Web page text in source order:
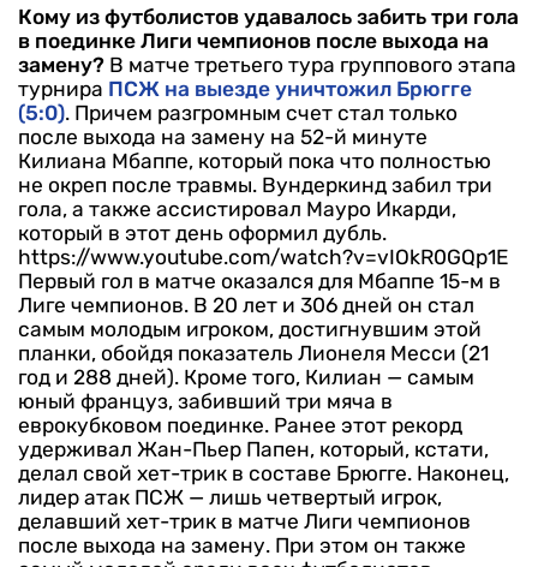
Кому из футболистов удавалось забить три гола
в поединке Лиги чемпионов после выхода на
замену? В матче третьего тура группового этапа
турнира ПСЖ на выезде уничтожил Брюгге
(5:0). Причем разгромным счет стал только
после выхода на замену на 52-й минуте
Килиана Мбаппе, который пока что полностью
не окреп после травмы. Вундеркинд забил три
гола, а также ассистировал Мауро Икарди,
который в этот день оформил дубль.
https://www.youtube.com/watch?v=vIOkR0GQp1E
Первый гол в матче оказался для Мбаппе 15-м в
Лиге чемпионов. В 20 лет и 306 дней он стал
самым молодым игроком, достигнувшим этой
планки, обойдя показатель Лионеля Месси (21
год и 288 дней). Кроме того, Килиан — самым
юный француз, забивший три мяча в
еврокубковом поединке. Ранее этот рекорд
удерживал Жан-Пьер Папен, который, кстати,
делал свой хет-трик в составе Брюгге. Наконец,
лидер атак ПСЖ — лишь четвертый игрок,
делавший хет-трик в матче Лиги чемпионов
после выхода на замену. При этом он также